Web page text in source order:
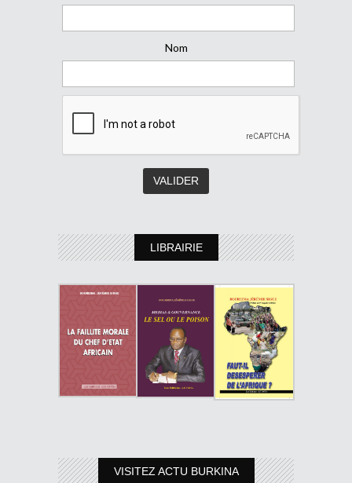
Nom
LIBRAIRIE
VISITEZ ACTU BURKINA